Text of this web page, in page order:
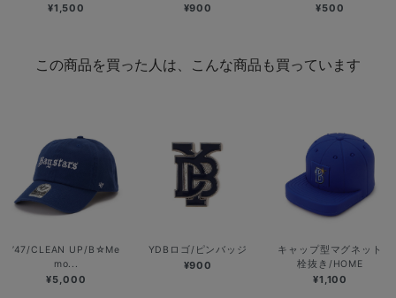
¥1,500 ¥900 ¥500
この商品を買った人は、こんな商品も買っています
’47/CLEAN UP/B☆Me
mo...
¥5,000
YDBロゴ/ピンバッジ
¥900
キャップ型マグネット
栓抜き/HOME
¥1,100